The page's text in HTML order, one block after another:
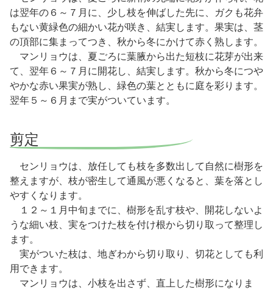
は翌年の６～７月に、少し枝を伸ばした先に、ガクも花弁
もない黄緑色の細かい花が咲き、結実します。果実は、茎
の頂部に集まってつき、秋から冬にかけて赤く熟します。
マンリョウは、夏ごろに葉腋から出た短枝に花芽が出来
て、翌年６～７月に開花し、結実します。秋から冬につや
やかな赤い果実が熟し、緑色の葉とともに庭を彩ります。
翌年５～６月まで実がついています。
剪定
センリョウは、放任しても枝を多数出して自然に樹形を
整えますが、枝が密生して通風が悪くなると、葉を落とし
やすくなります。
１２～１月中旬までに、樹形を乱す枝や、開花しないよ
うな細い枝、実をつけた枝を付け根から切り取って整理し
ます。
実がついた枝は、地ぎわから切り取り、切花としても利
用できます。
マンリョウは、小枝を出さず、直上した樹形になりま